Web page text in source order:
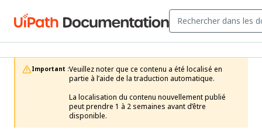
Important :Veuillez noter que ce contenu a été localisé en
partie à l’aide de la traduction automatique.
La localisation du contenu nouvellement publié
peut prendre 1 à 2 semaines avant d’être
disponible.